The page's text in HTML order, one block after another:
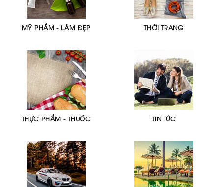
MỸ PHẨM - LÀM ĐẸP THỜI TRANG
THỰC PHẨM - THUỐC TIN TỨC